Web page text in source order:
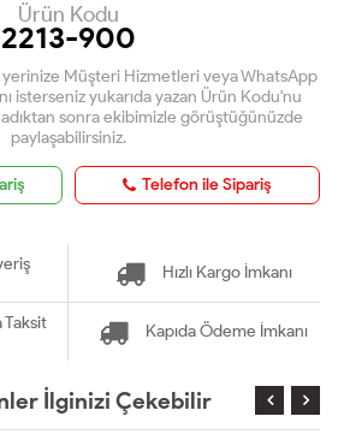
Ürün Kodu
2213-900
Müşteri Hizmetleri veya WhatsApp
isterseniz yukarıda yazan Ürün Kodu'nu
sonra ekibimizle görüştüğünüzde
paylaşabilirsiniz.
Telefon ile Sipariş
Hızlı Kargo İmkanı
Taksit
Kapıda Ödeme İmkanı
İlginizi Çekebilir